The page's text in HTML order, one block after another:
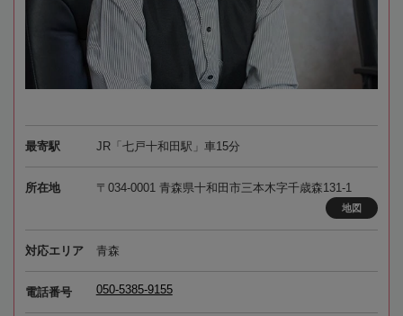
最寄駅 JR「七戸十和田駅」車15分
所在地 〒034-0001 青森県十和田市三本木字千歳森131-1
地図
対応エリア 青森
電話番号 050-5385-9155